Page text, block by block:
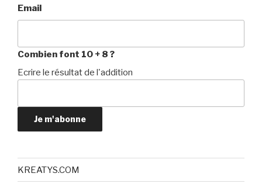
Email
Combien font 10 + 8 ?
Ecrire le résultat de l'addition
Je m'abonne
KREATYS.COM